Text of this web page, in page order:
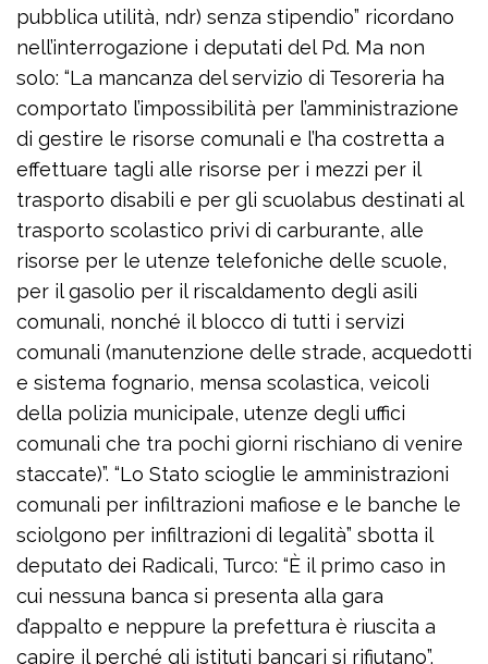
pubblica utilità, ndr) senza stipendio” ricordano
nell’interrogazione i deputati del Pd. Ma non
solo: “La mancanza del servizio di Tesoreria ha
comportato l’impossibilità per l’amministrazione
di gestire le risorse comunali e l’ha costretta a
effettuare tagli alle risorse per i mezzi per il
trasporto disabili e per gli scuolabus destinati al
trasporto scolastico privi di carburante, alle
risorse per le utenze telefoniche delle scuole,
per il gasolio per il riscaldamento degli asili
comunali, nonché il blocco di tutti i servizi
comunali (manutenzione delle strade, acquedotti
e sistema fognario, mensa scolastica, veicoli
della polizia municipale, utenze degli uffici
comunali che tra pochi giorni rischiano di venire
staccate)”. “Lo Stato scioglie le amministrazioni
comunali per infiltrazioni mafiose e le banche le
sciolgono per infiltrazioni di legalità” sbotta il
deputato dei Radicali, Turco: “È il primo caso in
cui nessuna banca si presenta alla gara
d’appalto e neppure la prefettura è riuscita a
capire il perché gli istituti bancari si rifiutano”.